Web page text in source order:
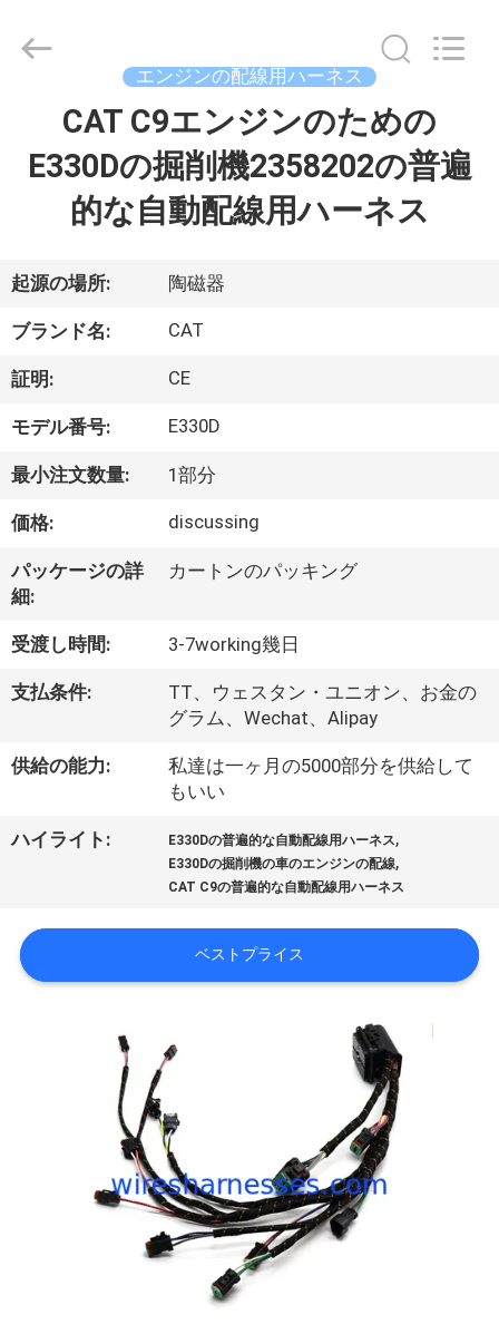
ダ
ク
ト
私
に
つ
い
て
工
旅
品
2026
Beijing
Management
エンジンの配線用ハーネス
CAT C9エンジンのための
E330Dの掘削機2358202の普遍
的な自動配線用ハーネス
起源の場所: 陶磁器
ブランド名: CAT
証明: CE
モデル番号: E330D
最小注文数量: 1部分
価格: discussing
パッケージの詳
細:
カートンのパッキング
受渡し時間: 3-7working幾日
支払条件:
TT、ウェスタン・ユニオン、お金の
グラム、Wechat、Alipay
供給の能力:
私達は一ヶ月の5000部分を供給して
もいい
ハイライト: E330Dの普遍的な自動配線用ハーネス,
E330Dの掘削機の車のエンジンの配線,
CAT C9の普遍的な自動配線用ハーネス
ベストプライス